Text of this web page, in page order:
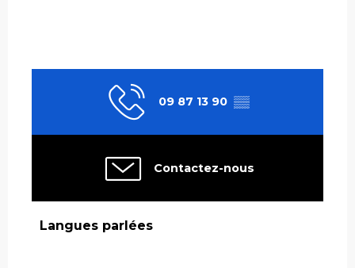
09 87 13 90 ▒▒
Contactez-nous
Langues parlées
Langues parlées